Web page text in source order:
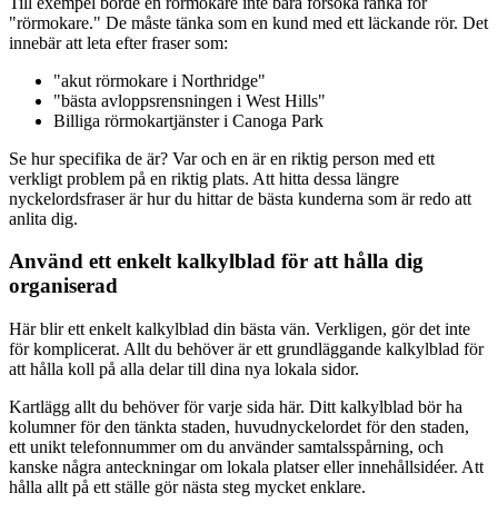
"rörmokare." De måste tänka som en kund med ett läckande rör. Det
innebär att leta efter fraser som:
"akut rörmokare i Northridge"
"bästa avloppsrensningen i West Hills"
Billiga rörmokartjänster i Canoga Park
Se hur specifika de är? Var och en är en riktig person med ett
verkligt problem på en riktig plats. Att hitta dessa längre
nyckelordsfraser är hur du hittar de bästa kunderna som är redo att
anlita dig.
Använd ett enkelt kalkylblad för att hålla dig
organiserad
Här blir ett enkelt kalkylblad din bästa vän. Verkligen, gör det inte
för komplicerat. Allt du behöver är ett grundläggande kalkylblad för
att hålla koll på alla delar till dina nya lokala sidor.
Kartlägg allt du behöver för varje sida här. Ditt kalkylblad bör ha
kolumner för den tänkta staden, huvudnyckelordet för den staden,
ett unikt telefonnummer om du använder samtalsspårning, och
kanske några anteckningar om lokala platser eller innehållsidéer. Att
hålla allt på ett ställe gör nästa steg mycket enklare.